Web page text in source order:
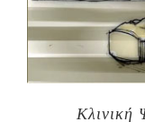
Κλινική